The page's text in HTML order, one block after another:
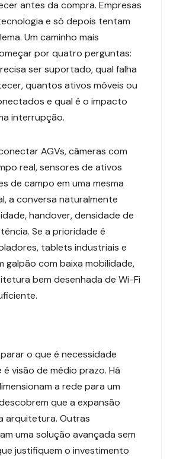
antes da compra. Empresas
e só depois tentam
Um caminho mais
por quatro perguntas:
ser suportado, qual falha
quantos ativos móveis ou
e qual é o impacto
interrupção.
AGVs, câmeras com
real, sensores de ativos
de campo em uma mesma
a conversa naturalmente
handover, densidade de
Se a prioridade é
tablets industriais e
galpão com baixa mobilidade,
bem desenhada de Wi-Fi
o que é necessidade
visão de médio prazo. Há
a rede para um
que a expansão
arquitetura. Outras
uma solução avançada sem
justifiquem o investimento